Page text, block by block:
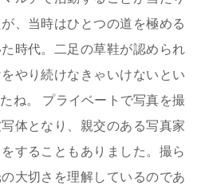
、当時はひとつの道を極める
時代。二足の草鞋が認められ
やり続けなきゃいけないとい
ね。 プライベートで写真を撮
体となり、親交のある写真家
することもありました。撮ら
大切さを理解しているのであ